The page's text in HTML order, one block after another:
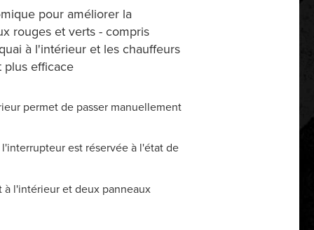
pour améliorer la
rouges et verts - compris
à l'intérieur et les chauffeurs
plus efficace
permet de passer manuellement
est réservée à l'état de
à l'intérieur et deux panneaux